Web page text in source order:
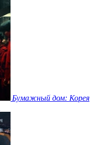
Бумажный дом: Корея